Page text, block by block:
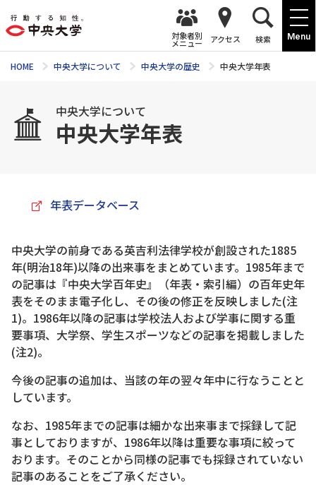
Menu
対象者別
メニュー アクセス 検索
HOME 中央大学について 中央大学の歴史 中央大学年表
中央大学について
中央大学年表
年表データベース
中央大学の前身である英吉利法律学校が創設された1885
年(明治18年)以降の出来事をまとめています。1985年まで
の記事は『中央大学百年史』（年表・索引編）の百年史年
表をそのまま電子化し、その後の修正を反映しました(注
1)。1986年以降の記事は学校法人および学事に関する重
要事項、大学祭、学生スポーツなどの記事を掲載しました
(注2)。
今後の記事の追加は、当該の年の翌々年中に行なうことと
しています。
なお、1985年までの記事は細かな出来事まで採録して記
事としておりますが、1986年以降は重要な事項に絞って
おります。そのことから同様の記事でも採録されていない
記事のあることをご了承ください。